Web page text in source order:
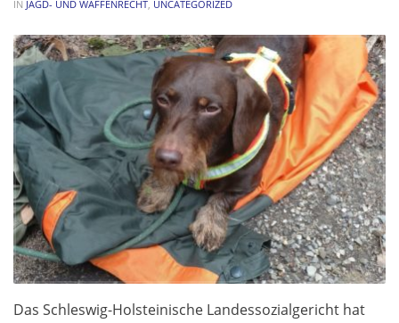
IN JAGD- UND WAFFENRECHT, UNCATEGORIZED
Das Schleswig-Holsteinische Landessozialgericht hat